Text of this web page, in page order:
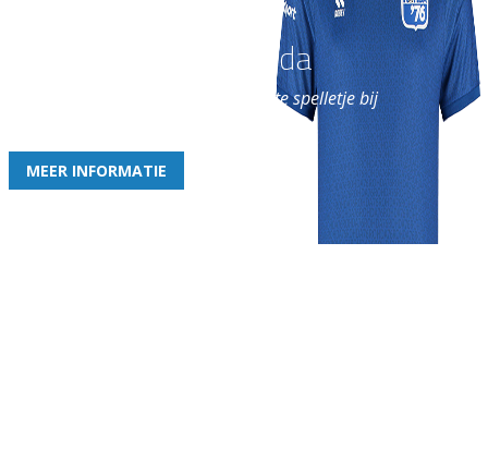
Word nu lid van Rohda
en geniet iedere week van het leukste spelletje bij
MEER INFORMATIE